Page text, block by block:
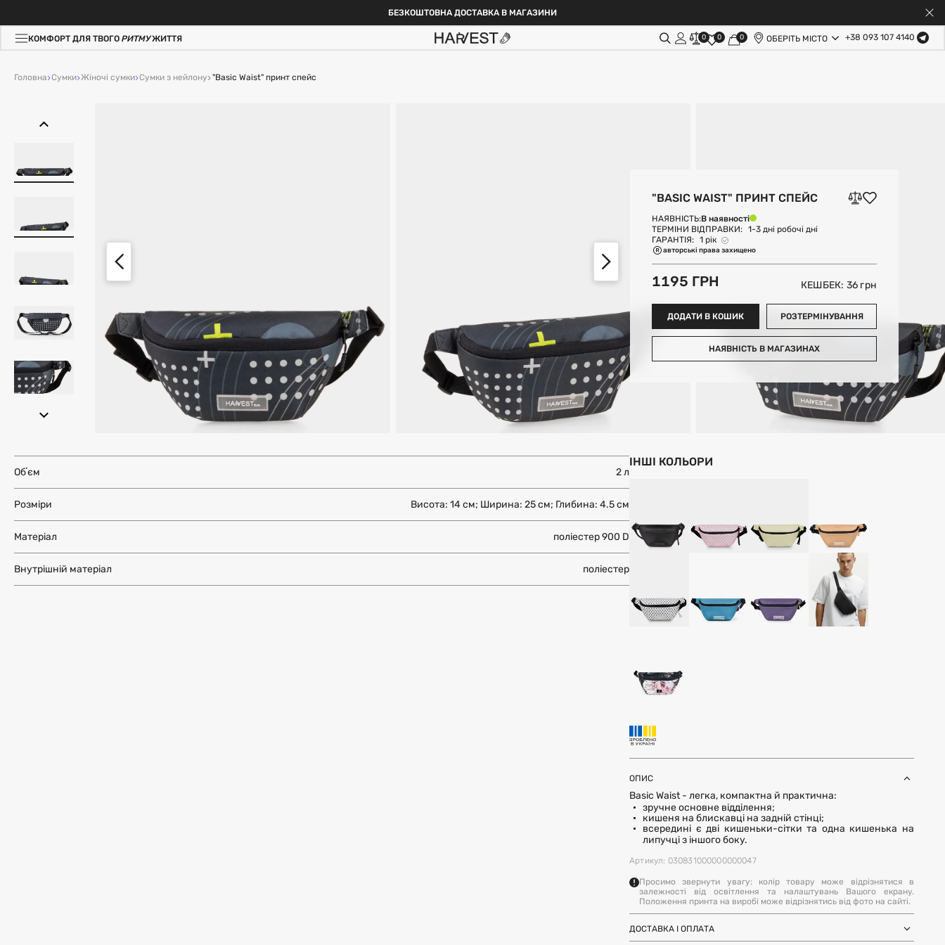
БЕЗКОШТОВНА ДОСТАВКА В МАГАЗИНИ
КОМФОРТ ДЛЯ ТВОГОРИТМУЖИТТЯ 0 0 0 ОБЕРІТЬ МІСТО +38 093 107 4140
Головна Сумки Жіночі сумки Сумки з нейлону "Basic Waist" принт спейс
"BASIC WAIST" ПРИНТ СПЕЙС
НАЯВНІСТЬ:В наявності
ТЕРМІНИ ВІДПРАВКИ: 1-3 дні робочі дні
ГАРАНТІЯ: 1 рік
авторські права захищено
1195 ГРН КЕШБЕК: 36грн
ДОДАТИ В КОШИК РОЗТЕРМІНУВАННЯ
НАЯВНІСТЬ В МАГАЗИНАХ
Обʼєм 2 л
Розміри Висота: 14 см; Ширина: 25 см; Глибина: 4.5 см
Матеріал поліестер 900 D
Внутрішній матеріал поліестер
ІНШІ КОЛЬОРИ
ОПИС
Basic Waist - легка, компактна й практична:
зручне основне відділення;
кишеня на блискавці на задній стінці;
всередині є дві кишеньки-сітки та одна кишенька на
липучці з іншого боку.
Артикул: 030831000000000047
Просимо звернути увагу: колір товару може відрізнятися в
залежності від освітлення та налаштувань Вашого екрану.
Положення принта на виробі може відрізнятись від фото на сайті.
ДОСТАВКА І ОПЛАТА